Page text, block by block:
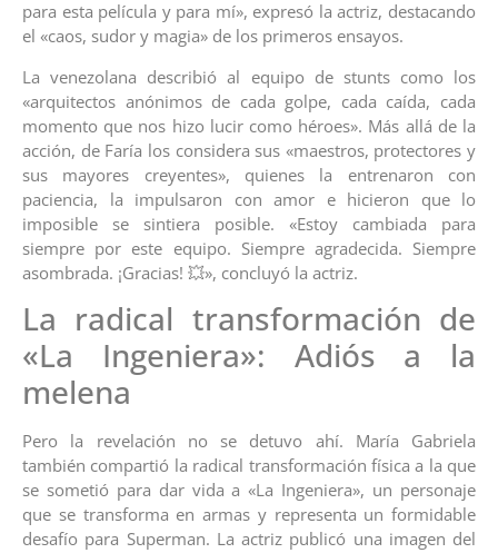
para esta película y para mí», expresó la actriz, destacando
el «caos, sudor y magia» de los primeros ensayos.
La venezolana describió al equipo de stunts como los
«arquitectos anónimos de cada golpe, cada caída, cada
momento que nos hizo lucir como héroes». Más allá de la
acción, de Faría los considera sus «maestros, protectores y
sus mayores creyentes», quienes la entrenaron con
paciencia, la impulsaron con amor e hicieron que lo
imposible se sintiera posible. «Estoy cambiada para
siempre por este equipo. Siempre agradecida. Siempre
asombrada. ¡Gracias! 💥», concluyó la actriz.
La radical transformación de
«La Ingeniera»: Adiós a la
melena
Pero la revelación no se detuvo ahí. María Gabriela
también compartió la radical transformación física a la que
se sometió para dar vida a «La Ingeniera», un personaje
que se transforma en armas y representa un formidable
desafío para Superman. La actriz publicó una imagen del